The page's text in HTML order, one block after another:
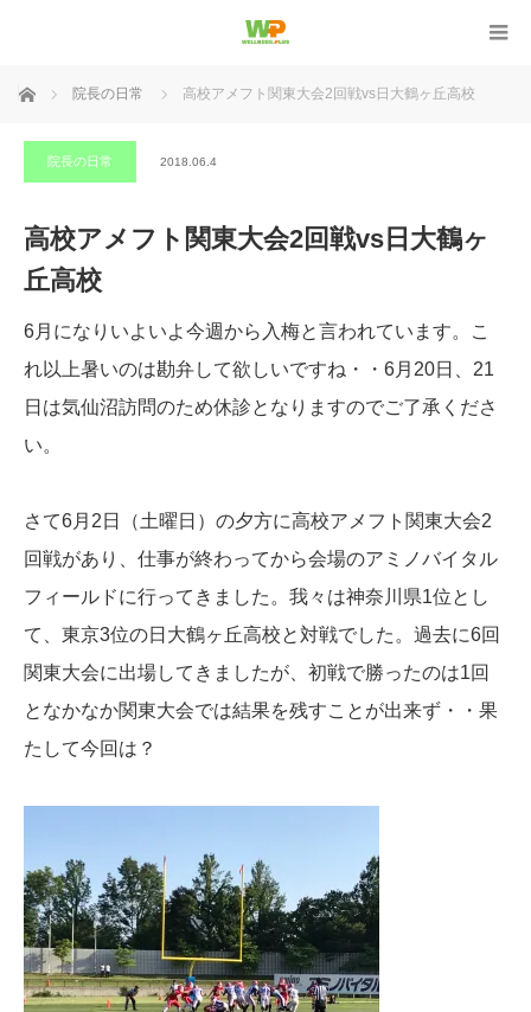
ホーム 院長の日常 高校アメフト関東大会2回戦vs日大鶴ヶ丘高校
院長の日常 2018.06.4
高校アメフト関東大会2回戦vs日大鶴ヶ
丘高校
6月になりいよいよ今週から入梅と言われています。こ
れ以上暑いのは勘弁して欲しいですね・・6月20日、21
日は気仙沼訪問のため休診となりますのでご了承くださ
い。
さて6月2日（土曜日）の夕方に高校アメフト関東大会2
回戦があり、仕事が終わってから会場のアミノバイタル
フィールドに行ってきました。我々は神奈川県1位とし
て、東京3位の日大鶴ヶ丘高校と対戦でした。過去に6回
関東大会に出場してきましたが、初戦で勝ったのは1回
となかなか関東大会では結果を残すことが出来ず・・果
たして今回は？